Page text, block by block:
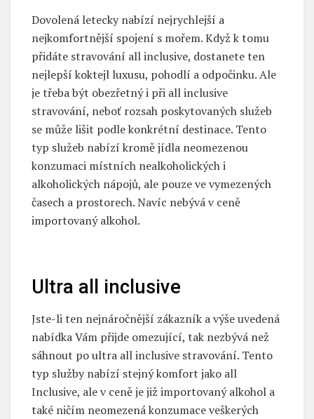
Dovolená letecky nabízí nejrychlejší a
nejkomfortnější spojení s mořem. Když k tomu
přidáte stravování all inclusive, dostanete ten
nejlepší koktejl luxusu, pohodlí a odpočinku. Ale
je třeba být obezřetný i při all inclusive
stravování, neboť rozsah poskytovaných služeb
se může lišit podle konkrétní destinace. Tento
typ služeb nabízí kromě jídla neomezenou
konzumaci místních nealkoholických i
alkoholických nápojů, ale pouze ve vymezených
časech a prostorech. Navíc nebývá v ceně
importovaný alkohol.
Ultra all inclusive
Jste-li ten nejnáročnější zákazník a výše uvedená
nabídka Vám přijde omezující, tak nezbývá než
sáhnout po ultra all inclusive stravování. Tento
typ služby nabízí stejný komfort jako all
Inclusive, ale v ceně je již importovaný alkohol a
také ničím neomezená konzumace veškerých